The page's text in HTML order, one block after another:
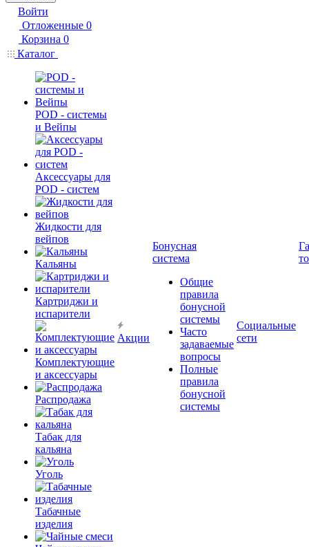
Войти
Отложенные 0
Корзина 0
Каталог
POD - системы
и Вейпы
Аксессуары для
POD - систем
Жидкости для
вейпов
Кальяны
Картриджи и
испарители
Комплектующие
и аксессуары
Распродажа
Табак для
кальяна
Уголь
Табачные
изделия
Акции
Бонусная
система
Общие
правила
бонусной
системы
Часто
задаваемые
вопросы
Полные
правила
бонусной
системы
Социальные
сети